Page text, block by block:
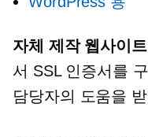
자체 제작웹사이
서 SSL 인증서를
담당자의 도움을